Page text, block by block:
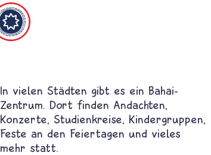
In vielen Städten gibt es ein Bahai-
Zentrum. Dort finden Andachten,
Konzerte, Studienkreise, Kindergruppen,
Feste an den Feiertagen und vieles
mehr statt.